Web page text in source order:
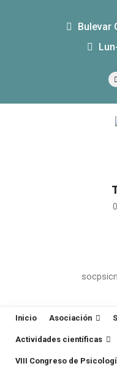
Bulevar
Inicio Asociación
Actividades científicas
VIII Congreso de